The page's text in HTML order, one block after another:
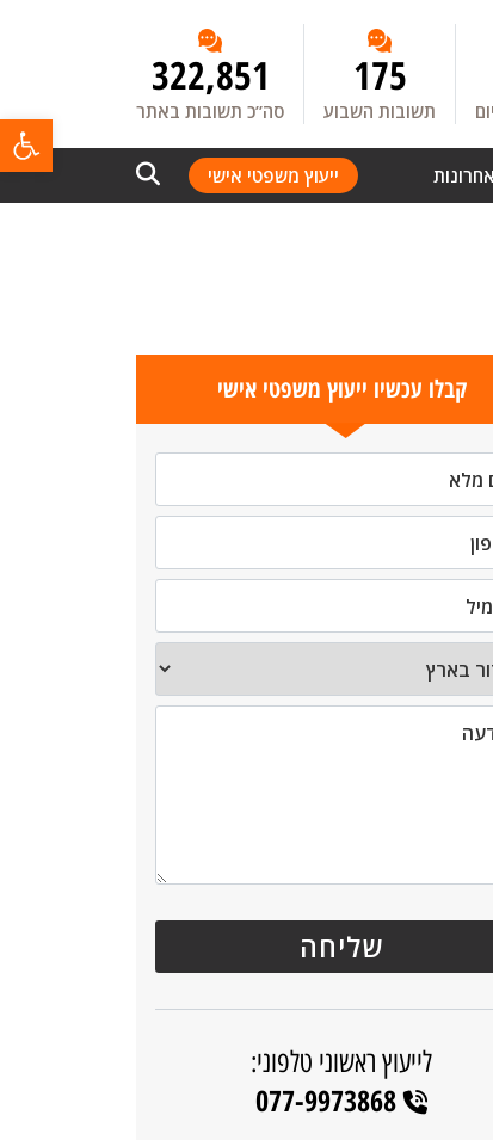
175
תשובות השבוע
322,851
סה”כ תשובות באתר
ייעוץ משפטי אישי
קבלו עכשיו ייעוץ משפטי אישי
לייעוץ ראשוני טלפוני:
077-9973868